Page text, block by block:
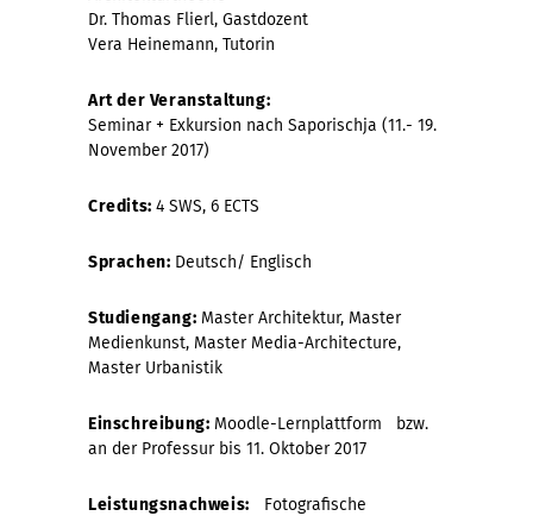
Dr. Thomas Flierl, Gastdozent
Vera Heinemann, Tutorin
Art der Veranstaltung:
Seminar + Exkursion nach Saporischja (11.- 19.
November 2017)
Credits:4 SWS, 6 ECTS
Sprachen: Deutsch/ Englisch
Studiengang: Master Architektur, Master
Medienkunst, Master Media-Architecture,
Master Urbanistik
Einschreibung: Moodle-Lernplattform bzw.
an der Professur bis 11. Oktober 2017
Leistungsnachweis: Fotografische